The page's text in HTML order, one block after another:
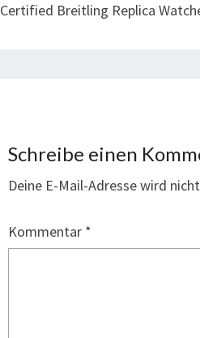
Certified Breitling Replica
Schreibe einen
Deine E-Mail-Adresse wird
Kommentar *